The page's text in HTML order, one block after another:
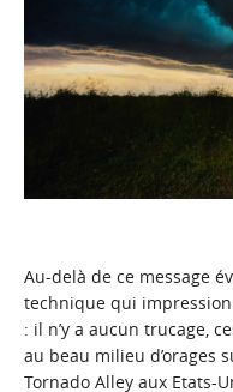
Au-delà de ce message
technique qui
: il n’y a aucun trucage,
au beau milieu d’orages
Tornado Alley aux Etats-